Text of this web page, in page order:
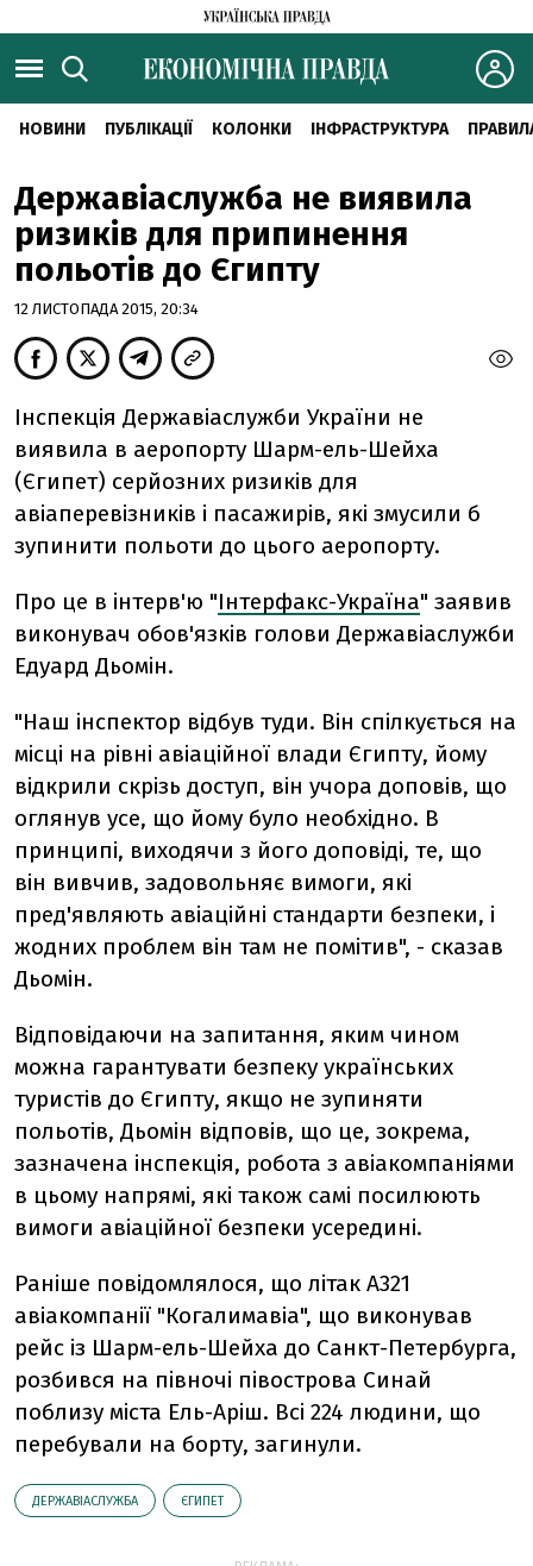
НОВИНИ ПУБЛІКАЦІЇ КОЛОНКИ ІНФРАСТРУКТУРА
Державіаслужба не виявила
ризиків для припинення
польотів до Єгипту
12 ЛИСТОПАДА 2015, 20:34
Інспекція Державіаслужби України не
виявила в аеропорту Шарм-ель-Шейха
(Єгипет) серйозних ризиків для
авіаперевізників і пасажирів, які змусили б
зупинити польоти до цього аеропорту.
Про це в інтерв'ю "Інтерфакс-Україна" заявив
виконувач обов'язків голови Державіаслужби
Едуард Дьомін.
"Наш інспектор відбув туди. Він спілкується на
місці на рівні авіаційної влади Єгипту, йому
відкрили скрізь доступ, він учора доповів, що
оглянув усе, що йому було необхідно. В
принципі, виходячи з його доповіді, те, що
він вивчив, задовольняє вимоги, які
пред'являють авіаційні стандарти безпеки, і
жодних проблем він там не помітив", - сказав
Дьомін.
Відповідаючи на запитання, яким чином
можна гарантувати безпеку українських
туристів до Єгипту, якщо не зупиняти
польотів, Дьомін відповів, що це, зокрема,
зазначена інспекція, робота з авіакомпаніями
в цьому напрямі, які також самі посилюють
вимоги авіаційної безпеки усередині.
Раніше повідомлялося, що літак А321
авіакомпанії "Когалимавіа", що виконував
рейс із Шарм-ель-Шейха до Санкт-Петербурга,
розбився на півночі півострова Синай
поблизу міста Ель-Аріш. Всі 224 людини, що
перебували на борту, загинули.
ДЕРЖАВІАСЛУЖБА ЄГИПЕТ